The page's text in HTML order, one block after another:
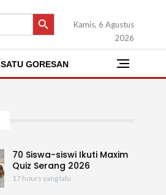
SEARCH BUTTON
Kamis, 6 Agustus
2026
SATU GORESAN
70 Siswa-siswi Ikuti Maxim
Quiz Serang 2026
17 hours yang lalu